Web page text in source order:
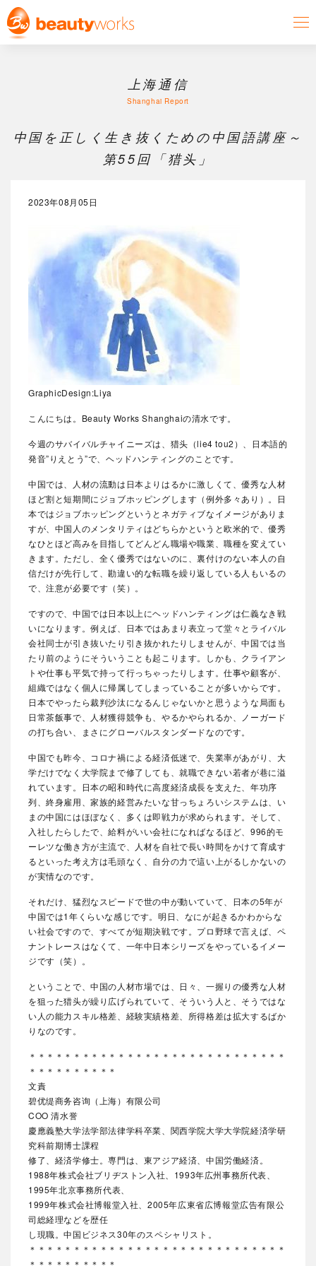
上海通信
Shanghai Report
中国を正しく生き抜くための中国語講座～
第55回「猎头」
2023年08月05日
GraphicDesign:Liya
こんにちは。Beauty Works Shanghaiの清水です。
今週のサバイバルチャイニーズは、猎头（lie4 tou2）、日本語的
発音”りえとう”で、ヘッドハンティングのことです。
中国では、人材の流動は日本よりはるかに激しくて、優秀な人材
ほど割と短期間にジョブホッピングします（例外多々あり）。日
本ではジョブホッピングというとネガティブなイメージがありま
すが、中国人のメンタリティはどちらかというと欧米的で、優秀
なひとほど高みを目指してどんどん職場や職業、職種を変えてい
きます。ただし、全く優秀ではないのに、裏付けのない本人の自
信だけが先行して、勘違い的な転職を繰り返している人もいるの
で、注意が必要です（笑）。
ですので、中国では日本以上にヘッドハンティングは仁義なき戦
いになります。例えば、日本ではあまり表立って堂々とライバル
会社同士が引き抜いたり引き抜かれたりしませんが、中国では当
たり前のようにそういうことも起こります。しかも、クライアン
トや仕事も平気で持って行っちゃったりします。仕事や顧客が、
組織ではなく個人に帰属してしまっていることが多いからです。
日本でやったら裁判沙汰になるんじゃないかと思うような局面も
日常茶飯事で、人材獲得競争も、やるかやられるか、ノーガード
の打ち合い、まさにグローバルスタンダードなのです。
中国でも昨今、コロナ禍による経済低迷で、失業率があがり、大
学だけでなく大学院まで修了しても、就職できない若者が巷に溢
れています。日本の昭和時代に高度経済成長を支えた、年功序
列、終身雇用、家族的経営みたいな甘っちょろいシステムは、い
まの中国にはほぼなく、多くは即戦力が求められます。そして、
入社したらしたで、給料がいい会社になればなるほど、996的モ
ーレツな働き方が主流で、人材を自社で長い時間をかけて育成す
るといった考え方は毛頭なく、自分の力で這い上がるしかないの
が実情なのです。
それだけ、猛烈なスピードで世の中が動いていて、日本の5年が
中国では1年くらいな感じです。明日、なにが起きるかわからな
い社会ですので、すべてが短期決戦です。プロ野球で言えば、ペ
ナントレースはなくて、一年中日本シリーズをやっているイメー
ジです（笑）。
ということで、中国の人材市場では、日々、一握りの優秀な人材
を狙った猎头が繰り広げられていて、そういう人と、そうではな
い人の能力スキル格差、経験実績格差、所得格差は拡大するばか
りなのです。
＊＊＊＊＊＊＊＊＊＊＊＊＊＊＊＊＊＊＊＊＊＊＊＊＊＊＊＊＊
＊＊＊＊＊＊＊＊＊＊
文責
碧优缇商务咨询（上海）有限公司
COO 清水誉
慶應義塾大学法学部法律学科卒業、関西学院大学大学院経済学研
究科前期博士課程
修了、経済学修士。専門は、東アジア経済、中国労働経済。
1988年株式会社ブリヂストン入社、1993年広州事務所代表、
1995年北京事務所代表、
1999年株式会社博報堂入社、2005年広東省広博報堂広告有限公
司総経理などを歴任
し現職。中国ビジネス30年のスペシャリスト。
＊＊＊＊＊＊＊＊＊＊＊＊＊＊＊＊＊＊＊＊＊＊＊＊＊＊＊＊＊
＊＊＊＊＊＊＊＊＊＊